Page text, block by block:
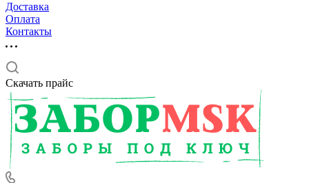
Доставка
Оплата
Контакты
Скачать прайс